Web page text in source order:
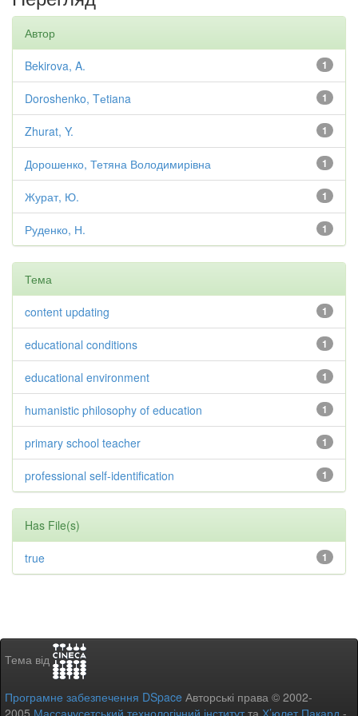
Автор
1
Bekirova, A.
1
Doroshenko, Tеtiana
1
Zhurat, Y.
1
Дорошенко, Тетяна Володимирівна
1
Журат, Ю.
1
Руденко, Н.
Тема
1
content updating
1
educational conditions
1
educational environment
1
humanistic philosophy of education
1
primary school teacher
1
professional self-identification
Has File(s)
1
true
Тема від
Програмне забезпечення DSpace Авторські права © 2002-
2005 Массачусетський технологічний інститутта Х’юлет Пакард -